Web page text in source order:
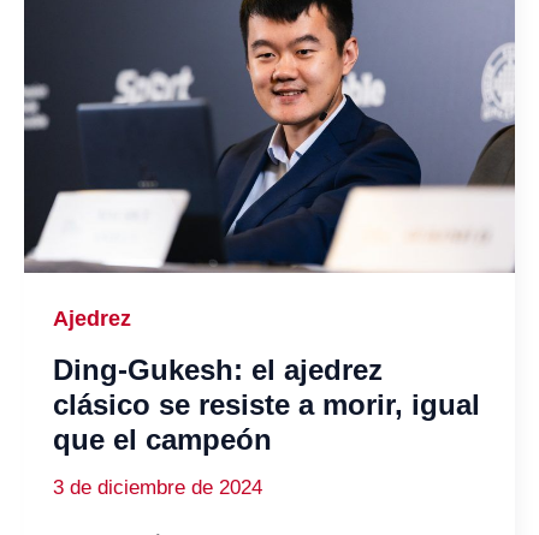
Ajedrez
Ding-Gukesh: el ajedrez
clásico se resiste a morir, igual
que el campeón
3 de diciembre de 2024